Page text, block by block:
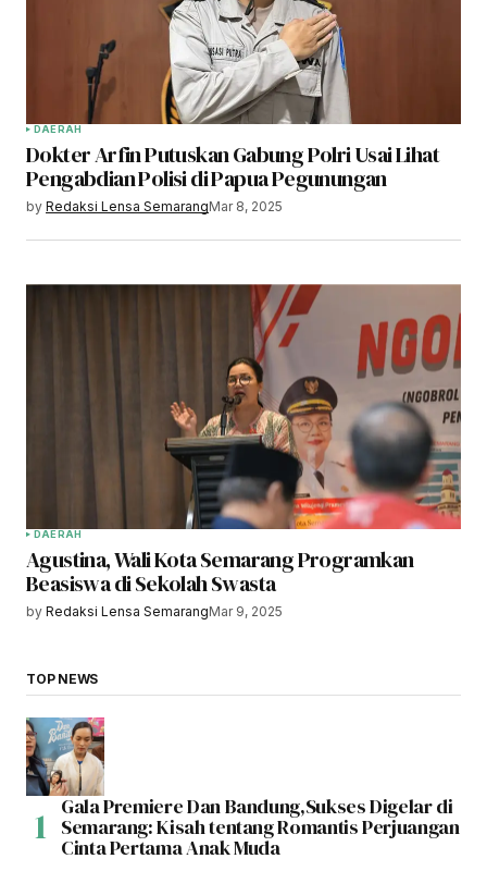
DAERAH
Dokter Arfin Putuskan Gabung Polri Usai Lihat
Pengabdian Polisi di Papua Pegunungan
by Redaksi Lensa SemarangMar 8, 2025
DAERAH
Agustina, Wali Kota Semarang Programkan
Beasiswa di Sekolah Swasta
by Redaksi Lensa SemarangMar 9, 2025
TOP NEWS
Gala Premiere Dan Bandung,Sukses Digelar di
Semarang: Kisah tentang Romantis Perjuangan
Cinta Pertama Anak Muda